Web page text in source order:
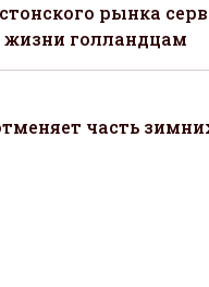
рынка
жизни голландцам
часть